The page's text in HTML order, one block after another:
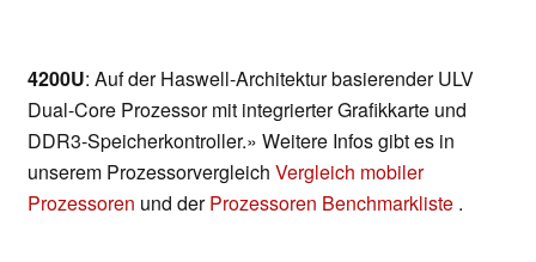
4200U: Auf der Haswell-Architektur basierender ULV
Dual-Core Prozessor mit integrierter Grafikkarte und
DDR3-Speicherkontroller.» Weitere Infos gibt es in
unserem Prozessorvergleich Vergleich mobiler
Prozessoren und derProzessoren Benchmarkliste .